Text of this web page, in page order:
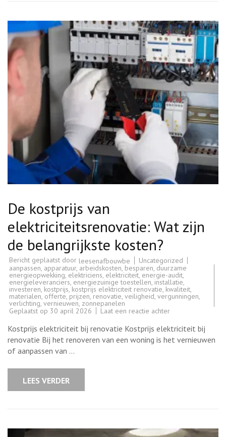
De kostprijs van
elektriciteitsrenovatie: Wat zijn
de belangrijkste kosten?
Bericht geplaatst door leesenafbouwbe
Uncategorized
aanpassen, apparatuur, arbeidskosten, besparen, duurzame
energieopwekking, elektriciens, elektriciteit, energie-audit,
energieleveranciers, energiezuinige toestellen, installatie,
investeren, kostprijs, kostprijs elektriciteit renovatie, kwaliteit,
materialen, offerte, prijzen,renovatie, veiligheid, vergunningen,
verlichting, vernieuwen, zonnepanelen
Geplaatst op 30 april 2026 Laat een reactie achterop
kostprijs
van
Kostprijs elektriciteit bij renovatie Kostprijs elektriciteit bij
renovatie Bij het renoveren van een woning is het vernieuwen
of aanpassen van …
LEES VERDER